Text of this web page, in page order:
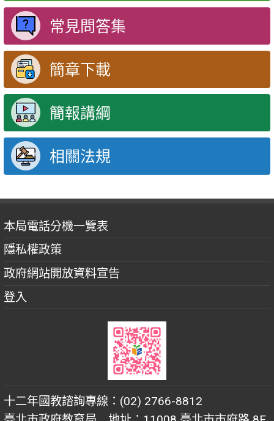
常見問答集
簡章下載
簡報講綱
相關法規
本局電話分機一覽表
隱私權政策
政府網站開放資料宣告
登入
十二年國教諮詢專線：(02) 2766-8812